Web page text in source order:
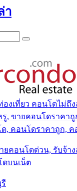
า
งเที่ยว คอนโดไม่ถึ
, ขายคอนโดราคา
ด, คอนโดราคาถูก, ค
คอนโดด่วน, รับจ้าง
บนเน็ต